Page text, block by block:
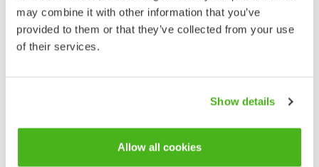
may combine it with other information that you’ve
provided to them or that they’ve collected from your use
of their services.
Show details
Allow all cookies
Suillus-tattisukuun kuuluu havupuiden
mykorritsasieniä, joilla on keltainen, oranssi tai
) tai jyvästattiin (S.
pidempi ja sen rengas kapeampi kuin voitatilla.
Jyvästatilla ei rengasta ole laisinkaan. Lehtikuusentatti